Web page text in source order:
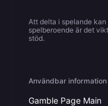
Att delta i spelande
spelberoende är det
stöd.
Användbar information
Gamble Page Main